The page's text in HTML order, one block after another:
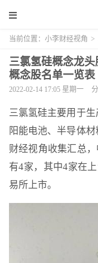
当前位置： 小李财经视角 >
三氯氢硅概念龙
概念股名单一览表
2022-02-14 17:05 星期一
三氯氢硅主要用于
阳能电池、半导体
财经视角收集汇总
有4家，其中4家在
易所上市。